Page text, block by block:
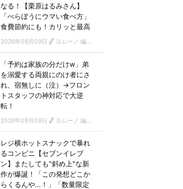
なる！【栗原はるみさん】
「べらぼうにウマい食べ方」
食費節約にも！カリッと最高
2026年08月09日 ヨムーノ 編集部
「予約は家族の分だけw」弟
を溺愛する両親にのけ者にさ
れ、宿無しに（泣）→フロン
トスタッフの神対応で大逆
転！
2026年08月09日 ヨムーノ 編集部
レジ横ホットスナックで暴れ
るコンビニ【セブンイレブ
ン】またしても"斜め上"な新
作が爆誕！「この発想どこか
らくるんや…！」「数量限定